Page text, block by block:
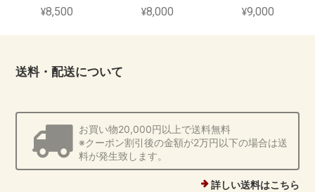
¥8,500 ¥8,000 ¥9,000
送料・配送について
お買い物20,000円以上で送料無料
※クーポン割引後の金額が2万円以下の場合は送
料が発生致します。
詳しい送料はこちら